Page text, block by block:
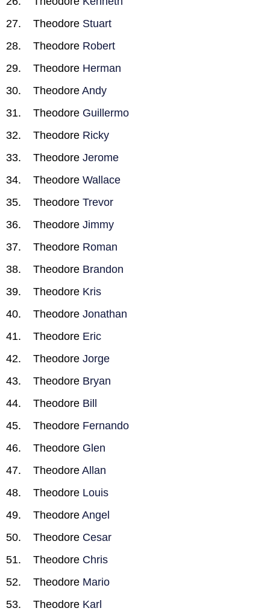
Theodore Stuart
Theodore Robert
Theodore Herman
Theodore Andy
Theodore Guillermo
Theodore Ricky
Theodore Jerome
Theodore Wallace
Theodore Trevor
Theodore Jimmy
Theodore Roman
Theodore Brandon
Theodore Kris
Theodore Jonathan
Theodore Eric
Theodore Jorge
Theodore Bryan
Theodore Bill
Theodore Fernando
Theodore Glen
Theodore Allan
Theodore Louis
Theodore Angel
Theodore Cesar
Theodore Chris
Theodore Mario
Theodore Karl